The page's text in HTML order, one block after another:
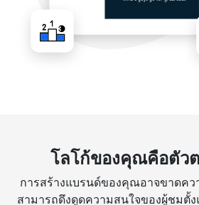
โลโก้ของคุณคือตัว
การสร้างแบรนด์ของคุณอาจขาดคว
สามารถดึงดูดความสนใจของผู้ชมตั้